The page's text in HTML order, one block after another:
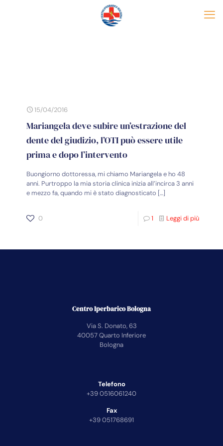
15/04/2016
Mariangela deve subire un’estrazione del
dente del giudizio, l’OTI può essere utile
prima e dopo l’intervento
Buongiorno dottoressa, mi chiamo Mariangela e ho 48
anni. Purtroppo la mia storia clinica inizia all’incirca 3 anni
e mezzo fa, quando mi è stato diagnosticato […]
0 1 Leggi di più
Centro Iperbarico Bologna
Via S. Donato, 63
40057 Quarto Inferiore
Bologna
Telefono
+39 0516061240
Fax
+39 051768691